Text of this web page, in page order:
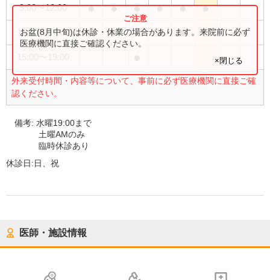
9:00〜12:00 ● ● ● ● ● ●
15:00〜17:00 ● ● ● ●
外来受付時間・内容等について、事前に必ず医療機関に直接ご確
認ください。
お盆(8月中旬)は休診・休業の場合があります。来院前に必ず
医療機関に直接ご確認ください。
×閉じる
備考:水曜19:00まで
土曜AMのみ
臨時休診あり
休診日:日、祝
医師・施設情報